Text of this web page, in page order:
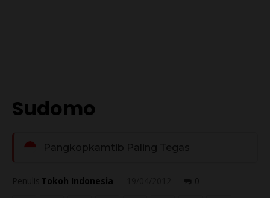
Sudomo
Pangkopkamtib Paling Tegas
Tokoh Indonesia